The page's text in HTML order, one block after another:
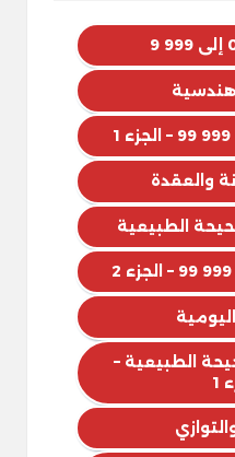
هندسية
والعقدة
الطبيعية
اليومية
الطبيعية –
1